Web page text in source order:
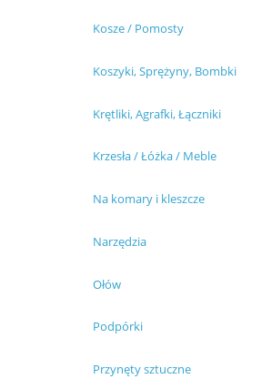
Kosze / Pomosty
Koszyki, Sprężyny, Bombki
Krętliki, Agrafki, Łączniki
Krzesła / Łóżka / Meble
Na komary i kleszcze
Narzędzia
Ołów
Podpórki
Przynęty sztuczne